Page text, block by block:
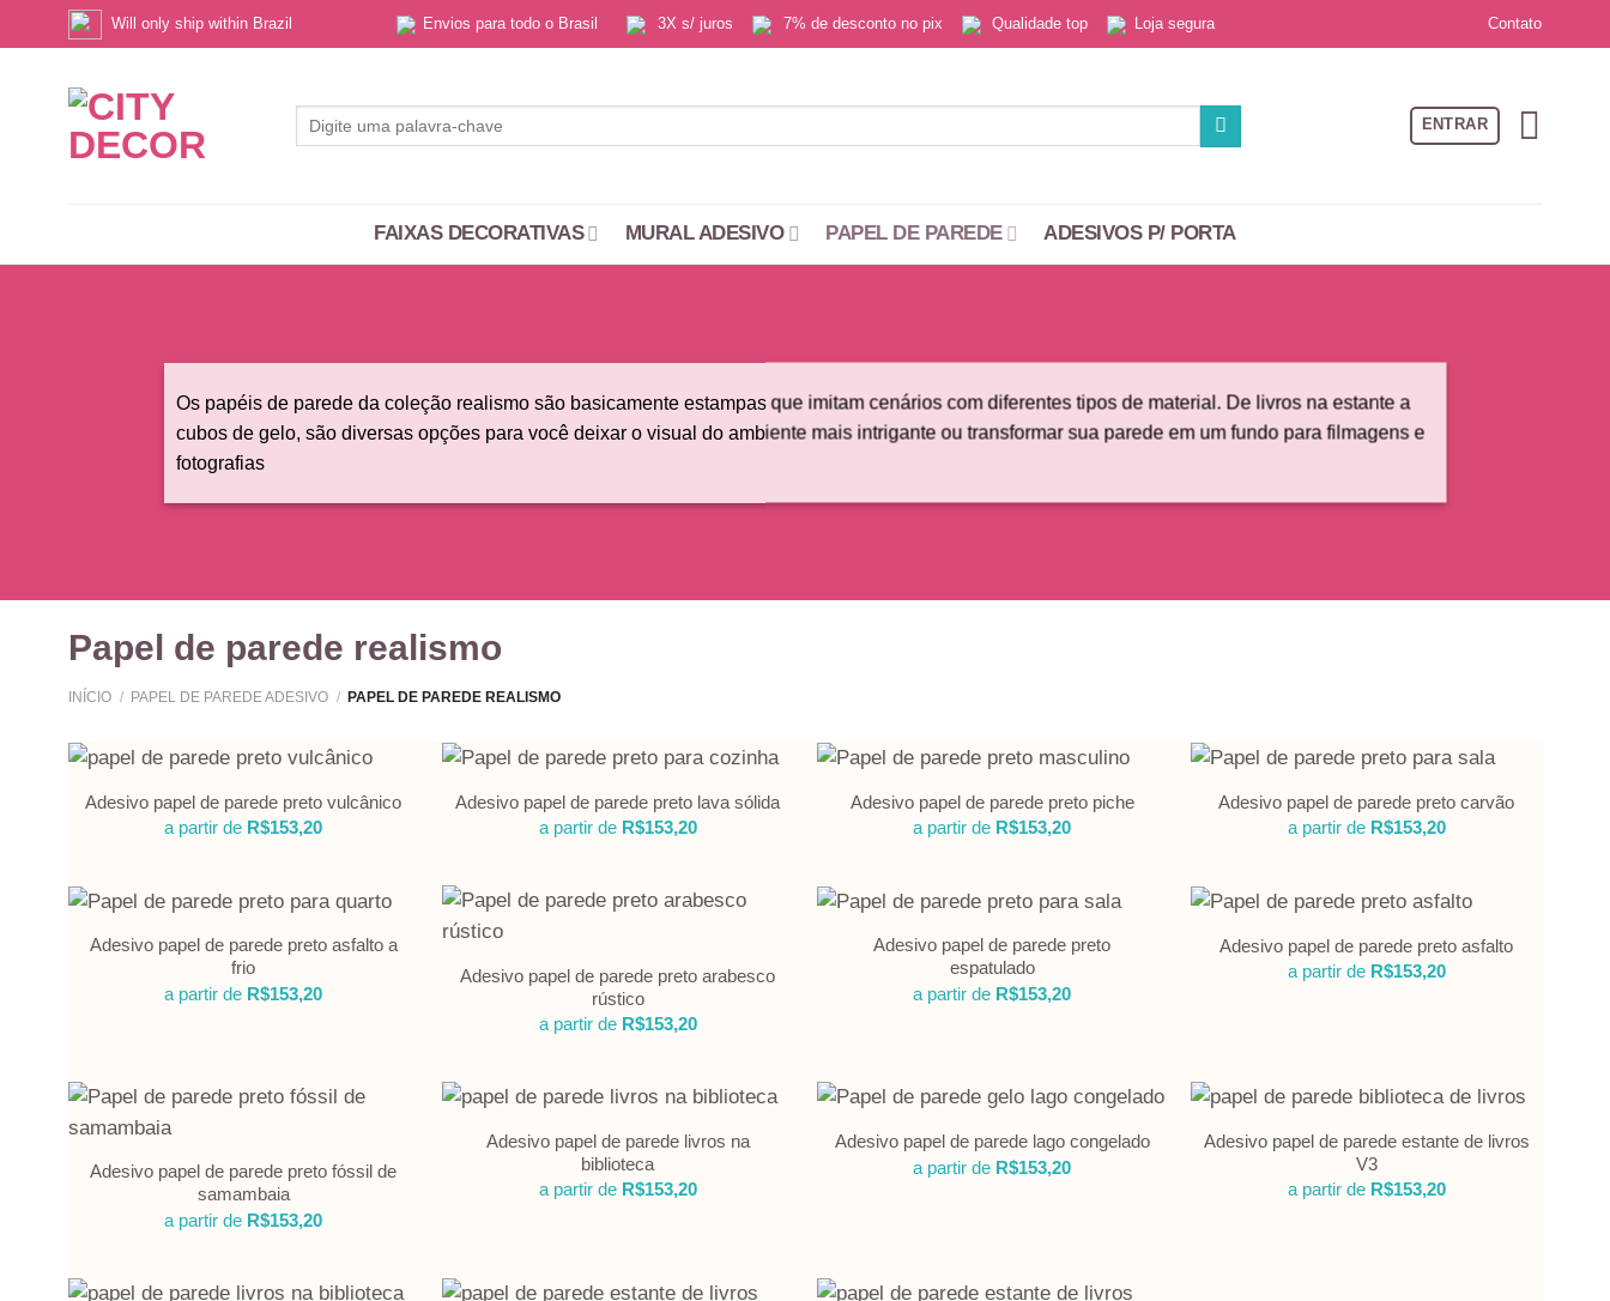
to
Will only ship within Brazil Envios para todo o Brasil 3X s/ juros 7% de desconto no pix Qualidade top Loja segura Contato
Pesquisar
ENTRAR
FAIXAS DECORATIVAS MURAL ADESIVO PAPEL DE PAREDE ADESIVOS P/ PORTA
Os papéis de parede da coleção realismo são basicamente estampas que imitam cenários com diferentes tipos de material. De livros na estante a
cubos de gelo, são diversas opções para você deixar o visual do ambiente mais intrigante ou transformar sua parede em um fundo para filmagens e
fotografias
Papel de parede realismo
INÍCIO / PAPEL DE PAREDE ADESIVO / PAPEL DE PAREDE REALISMO
Adesivo papel de parede preto vulcânico
a partir de R$153,20
Adesivo papel de parede preto lava sólida
a partir de R$153,20
Adesivo papel de parede preto piche
a partir de R$153,20
Adesivo papel de parede preto carvão
a partir de R$153,20
Adesivo papel de parede preto asfalto a
frio
a partir de R$153,20
Adesivo papel de parede preto arabesco
rústico
a partir de R$153,20
Adesivo papel de parede preto
espatulado
a partir de R$153,20
Adesivo papel de parede preto asfalto
a partir de R$153,20
Adesivo papel de parede preto fóssil de
samambaia
a partir de R$153,20
Adesivo papel de parede livros na
biblioteca
a partir de R$153,20
Adesivo papel de parede lago congelado
a partir de R$153,20
Adesivo papel de parede estante de livros
V3
a partir de R$153,20